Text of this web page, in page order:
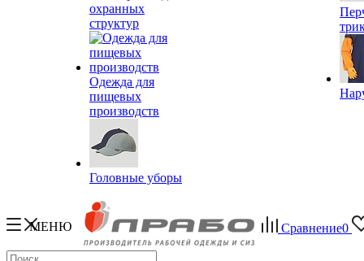
охранных
структур
Одежда для
пищевых
производств
Головные уборы
МЕНЮ Сравнение0